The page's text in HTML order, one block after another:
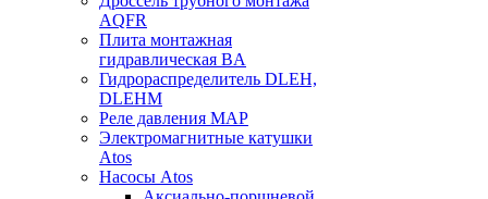
AQFR
Плита монтажная
гидравлическая BA
Гидрораспределитель DLEH,
DLEHM
Реле давления MAP
Электромагнитные катушки
Atos
Насосы Atos